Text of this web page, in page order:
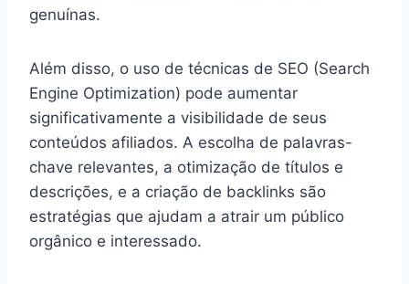
genuínas.
Além disso, o uso de técnicas de SEO (Search
Engine Optimization) pode aumentar
significativamente a visibilidade de seus
conteúdos afiliados. A escolha de palavras-
chave relevantes, a otimização de títulos e
descrições, e a criação de backlinks são
estratégias que ajudam a atrair um público
orgânico e interessado.